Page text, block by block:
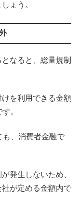
ょう。
なると、総量規制
を利用できる金額
。
も、消費者金融で
発生しないため、
が定める金額内で